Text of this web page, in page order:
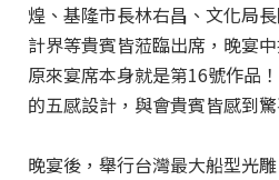
煌、基隆市長林右昌、文化局
計界等貴賓皆蒞臨出席，晚宴
原來宴席本身就是第16號作品
的五感設計，與會貴賓皆感到驚
晚宴後，舉行台灣最大船型光